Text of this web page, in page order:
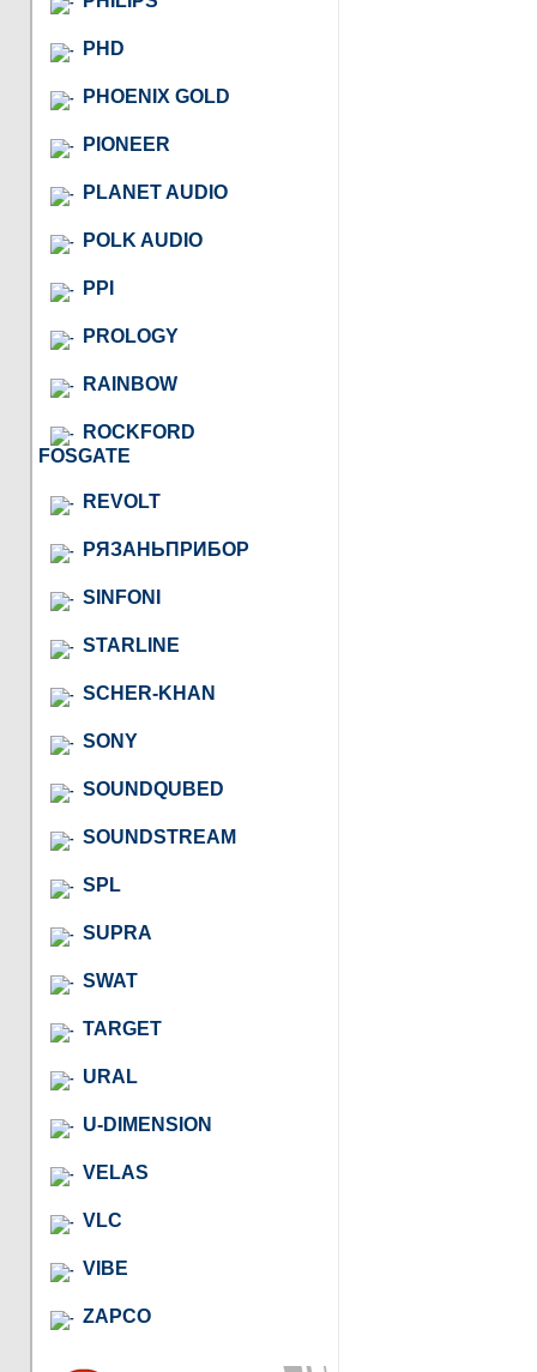
PHD
PHOENIX GOLD
PIONEER
PLANET AUDIO
POLK AUDIO
PPI
PROLOGY
RAINBOW
ROCKFORD
FOSGATE
REVOLT
РЯЗАНЬПРИБОР
SINFONI
STARLINE
SCHER-KHAN
SONY
SOUNDQUBED
SOUNDSTREAM
SPL
SUPRA
SWAT
TARGET
URAL
U-DIMENSION
VELAS
VLC
VIBE
ZAPCO